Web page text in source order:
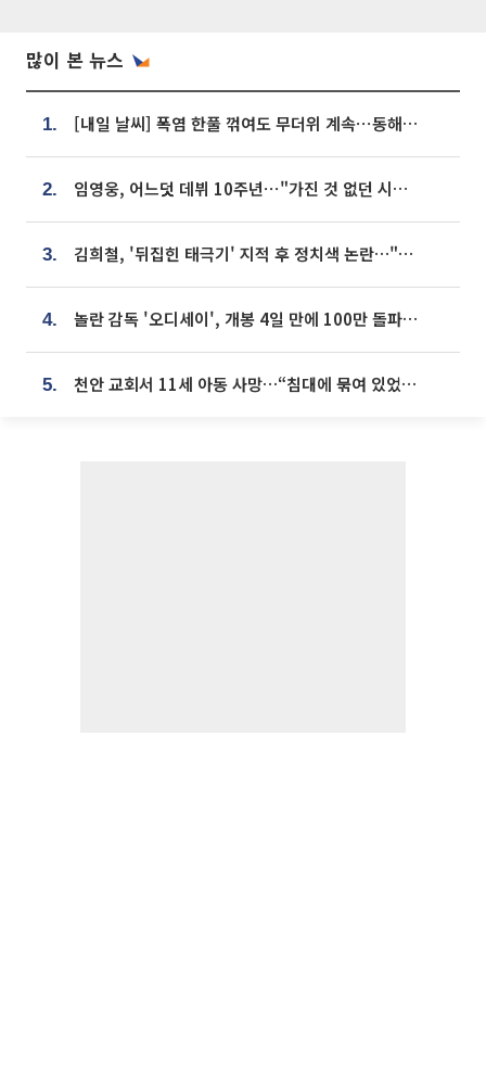
많이 본 뉴스
1. [내일 날씨] 폭염 한풀 꺾여도 무더위 계속⋯동해안 이틀 연속 비
2. 임영웅, 어느덧 데뷔 10주년⋯"가진 것 없던 시절, 내 앞엔 20명의 팬뿐"
3. 김희철, '뒤집힌 태극기' 지적 후 정치색 논란…"좌우 떠나 우리나라 국기"
4. 놀란 감독 '오디세이', 개봉 4일 만에 100만 돌파⋯'왕사남' 보다 빠르다
5. 천안 교회서 11세 아동 사망…“침대에 묶여 있었다” 진술 확보